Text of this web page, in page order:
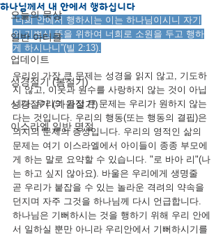
오늘의 묵상
일반 아티클
업데이트
성경절기 (봄절기)
성경절기 (가을절기)
이스라엘 일반 명절
하나님께서 내 안에서 행하십니다
“너희 안에서 행하시는 이는 하나님이시니 자기
의 기쁘신 뜻을 위하여 너희로 소원을 두고 행하
게 하시나니”(빌 2:13).
우리의 가장 큰 문제는 성경을 읽지 않고, 기도하
지 않고, 이웃과 원수를 사랑하지 않는 것이 아닙
니다. 우리의 가장 큰 문제는 우리가 원하지 않는
다는 것입니다. 우리의 행동(또는 행동의 결핍)은
의지의 문제의 증상입니다. 우리의 영적인 삶의
문제는 여기 이스라엘에서 아이들이 종종 부모에
게 하는 말로 요약할 수 있습니다. "로 바아 리"(나
는 하고 싶지 않아요). 바울은 우리에게 생명줄
곧 우리가 붙잡을 수 있는 놀라운 격려의 약속을
던지며 자주 그것을 하나님께 다시 언급합니다.
하나님은 기뻐하시는 것을 행하기 위해 우리 안에
서 일하실 뿐만 아니라 우리안에서 기뻐하시기를